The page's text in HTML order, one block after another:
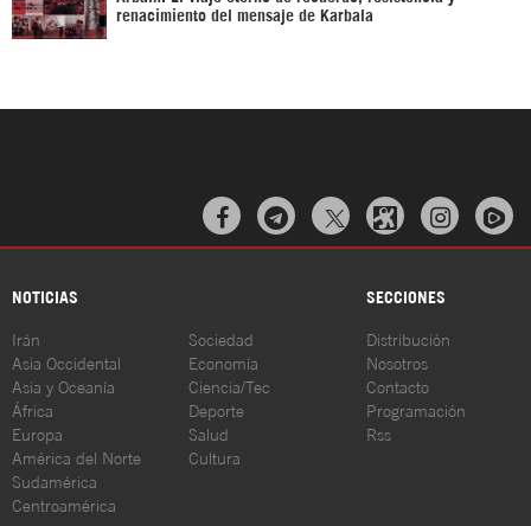
renacimiento del mensaje de Karbala
  
NOTICIAS SECCIONES
Irán
Asia Occidental
Asia y Oceanía
África
Europa
América del Norte
Sudamérica
Centroamérica
Sociedad
Economía
Ciencia/Tec
Deporte
Salud
Cultura
Distribución
Nosotros
Contacto
Programación
Rss